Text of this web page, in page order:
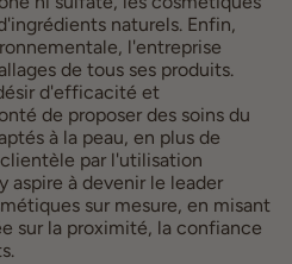
naturels. Enfin,
l'entreprise
de tous ses produits.
d'efficacité et
de proposer des soins du
à la peau, en plus de
par l'utilisation
aspire à devenir le leader
sur mesure, en misant
sur la proximité, la confiance